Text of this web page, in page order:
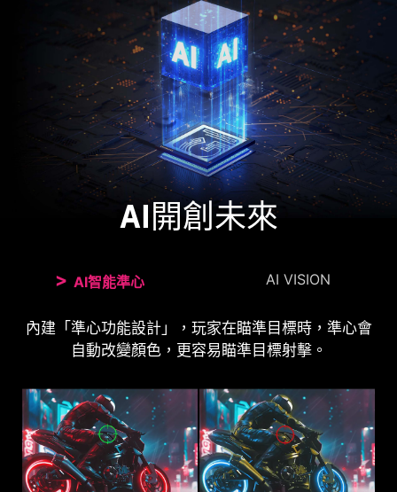
AI開創未來
AI智能準心 AI VISION
內建「準心功能設計」，玩家在瞄準目標時，準心會
自動改變顏色，更容易瞄準目標射擊。
全新的Al Vision技術不僅可以調整黑暗區域的細節，
還可以增強整體亮度和色彩飽和度。
AI VISION OFF AI VISION ON